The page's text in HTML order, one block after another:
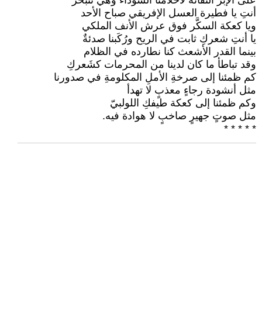
أنتِ يا فطيرة العسل الإفريقي صباح الأحد
ويا كعكة السكَّر فوق عرش الأنف الملكي
يا أنتِ شعركِ ثابت في الريح ورُكَبنا صدئةٌ
بينما القدر الأشعث كنا نطارده في الظلام
وقد تباطأ ما كان لدينا من المحرمات كشَعركِ
كم ظمئنا إلى صرخةِ الأملِ المكلومةِ في صدورنا
مثل أنشودة رجاءٍ معذبٍ لا تهدأ
وكم ظمئنا إلى كعكة طيفكِ اللولبيّ
مثل صوتٍ جهيرٍ صاخبٍ لا هوادة فيه.
* * * * *